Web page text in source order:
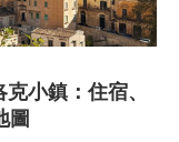
小鎮：住宿、
圖